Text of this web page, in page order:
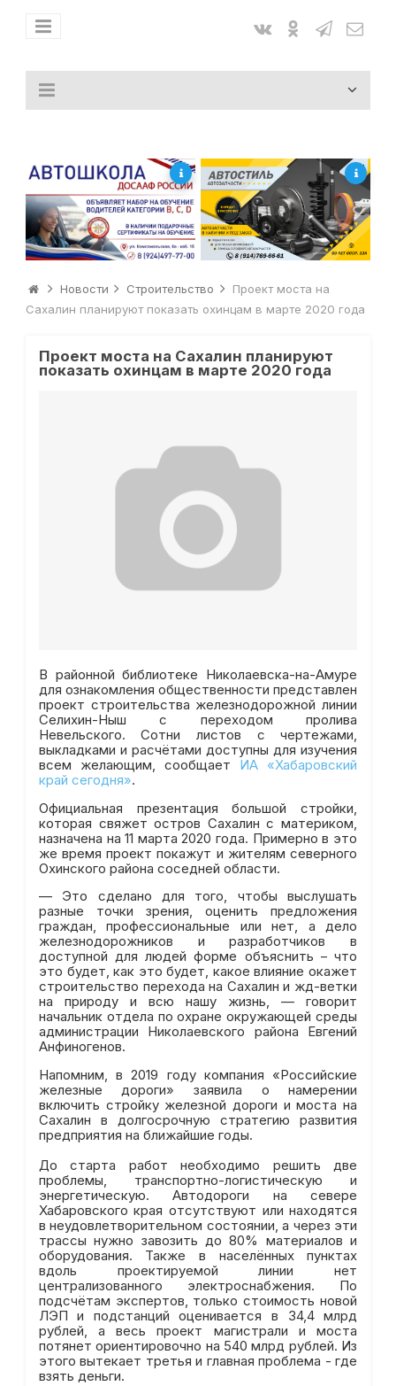
Новости Строительство
Проект моста на
Сахалин планируют показать охинцам в марте 2020 года
Проект моста на Сахалин планируют
показать охинцам в марте 2020 года
В районной библиотеке Николаевска-на-Амуре
для ознакомления общественности представлен
проект строительства железнодорожной линии
Селихин-Ныш с переходом пролива
Невельского. Сотни листов с чертежами,
выкладками и расчётами доступны для изучения
всем желающим, сообщает ИА «Хабаровский
край сегодня».
Официальная презентация большой стройки,
которая свяжет остров Сахалин с материком,
назначена на 11 марта 2020 года. Примерно в это
же время проект покажут и жителям северного
Охинского района соседней области.
— Это сделано для того, чтобы выслушать
разные точки зрения, оценить предложения
граждан, профессиональные или нет, а дело
железнодорожников и разработчиков в
доступной для людей форме объяснить – что
это будет, как это будет, какое влияние окажет
строительство перехода на Сахалин и жд-ветки
на природу и всю нашу жизнь, — говорит
начальник отдела по охране окружающей среды
администрации Николаевского района Евгений
Анфиногенов.
Напомним, в 2019 году компания «Российские
железные дороги» заявила о намерении
включить стройку железной дороги и моста на
Сахалин в долгосрочную стратегию развития
предприятия на ближайшие годы.
До старта работ необходимо решить две
проблемы, транспортно-логистическую и
энергетическую. Автодороги на севере
Хабаровского края отсутствуют или находятся
в неудовлетворительном состоянии, а через эти
трассы нужно завозить до 80% материалов и
оборудования. Также в населённых пунктах
вдоль проектируемой линии нет
централизованного электроснабжения. По
подсчётам экспертов, только стоимость новой
ЛЭП и подстанций оценивается в 34,4 млрд
рублей, а весь проект магистрали и моста
потянет ориентировочно на 540 млрд рублей. Из
этого вытекает третья и главная проблема - где
взять деньги.